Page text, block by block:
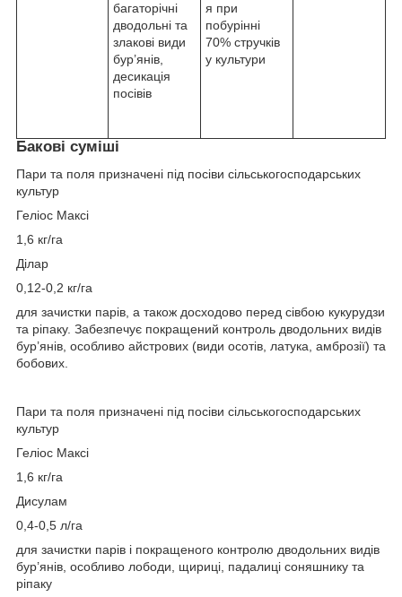
багаторічні
дводольні та
злакові види
бур’янів,
десикація
посівів
я при
побурінні
70% стручків
у культури
Бакові суміші
Пари та поля призначені під посіви сільськогосподарських
культур
Геліос Максі
1,6 кг/га
Ділар
0,12-0,2 кг/га
для зачистки парів, а також досходово перед сівбою кукурудзи
та ріпаку. Забезпечує покращений контроль дводольних видів
бур’янів, особливо айстрових (види осотів, латука, амброзії) та
бобових.
Пари та поля призначені під посіви сільськогосподарських
культур
Геліос Максі
1,6 кг/га
Дисулам
0,4-0,5 л/га
для зачистки парів і покращеного контролю дводольних видів
бур’янів, особливо лободи, щириці, падалиці соняшнику та
ріпаку